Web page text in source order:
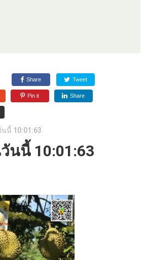
Share Tweet
Pin it Share
นี้ 10:01:63
นนี้ 10:01:63